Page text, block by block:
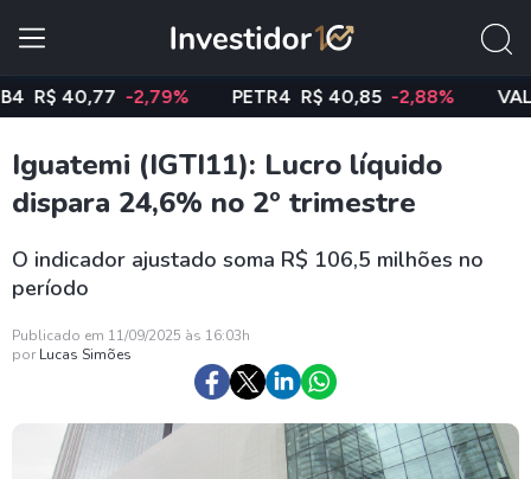
40,77 -2,79% PETR4 R$ 40,85 -2,88% VALE3
Iguatemi (IGTI11): Lucro líquido
dispara 24,6% no 2º trimestre
O indicador ajustado soma R$ 106,5 milhões no
período
Publicado em 11/09/2025 às 16:03h
por Lucas Simões